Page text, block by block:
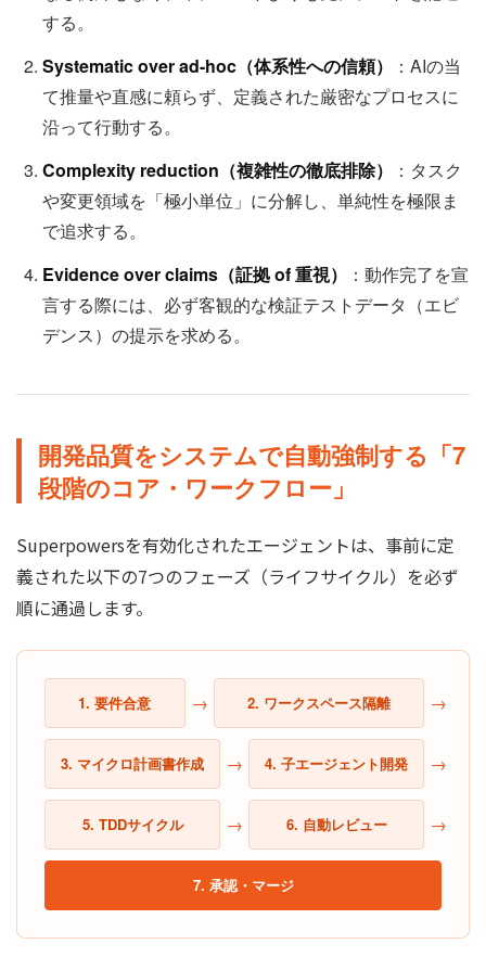
する。
Systematic over ad-hoc（体系性への信頼）
：AIの当
て推量や直感に頼らず、定義された厳密なプロセスに
沿って行動する。
Complexity reduction（複雑性の徹底排除）
：タスク
や変更領域を「極小単位」に分解し、単純性を極限ま
で追求する。
Evidence over claims（証拠 of 重視）
：動作完了を宣
言する際には、必ず客観的な検証テストデータ（エビ
デンス）の提示を求める。
開発品質をシステムで自動強制する「7
段階のコア・ワークフロー」
Superpowersを有効化されたエージェントは、事前に定
義された以下の7つのフェーズ（ライフサイクル）を必ず
順に通過します。
1. 要件合意 → 2. ワークスペース隔離 →
3. マイクロ計画書作成 → 4. 子エージェント開発 →
5. TDDサイクル → 6. 自動レビュー →
7. 承認・マージ